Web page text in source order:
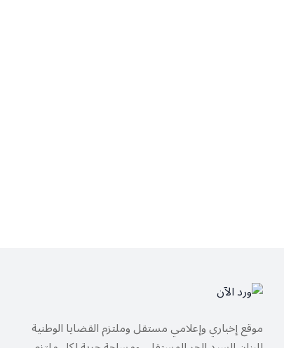
موقع إخباري وإعلامي مستقل وملتزم القضايا الوطنية